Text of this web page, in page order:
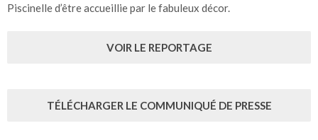
Piscinelle d’être accueillie par le fabuleux décor.
VOIR LE REPORTAGE
TÉLÉCHARGER LE COMMUNIQUÉ DE PRESSE